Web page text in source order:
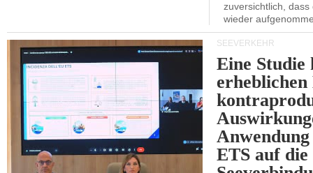
zuversichtlich,
wieder
SEEVERKEHR
Eine Studie
ETS auf die